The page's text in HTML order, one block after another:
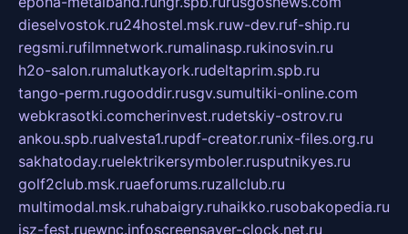
dieselvostok.ru24hostel.msk.ruw-dev.ruf-ship.ru
regsmi.rufilmnetwork.rumalinasp.rukinosvin.ru
h2o-salon.rumalutkayork.rudeltaprim.spb.ru
tango-perm.rugooddir.rusgv.sumultiki-online.com
webkrasotki.comcherinvest.rudetskiy-ostrov.ru
ankou.spb.rualvesta1.rupdf-creator.runix-files.org.ru
sakhatoday.ruelektrikersymboler.rusputnikyes.ru
golf2club.msk.ruaeforums.ruzallclub.ru
multimodal.msk.ruhabaigry.ruhaikko.rusobakopedia.ru
isz-fest.ruewnc.infoscreensaver-clock.net.ru